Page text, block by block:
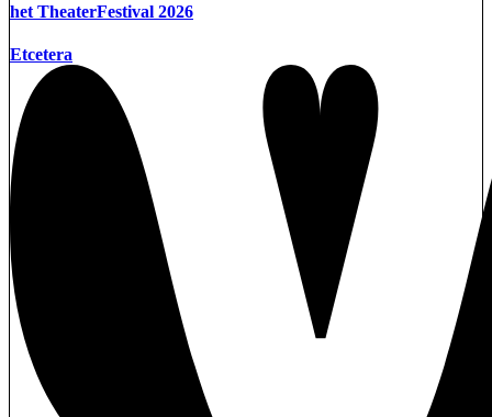
het TheaterFestival 2026
Etcetera